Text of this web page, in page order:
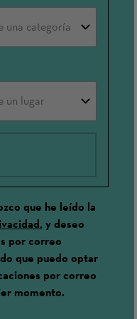
que he leído la
, y deseo
por correo
que puedo optar
por correo
momento.